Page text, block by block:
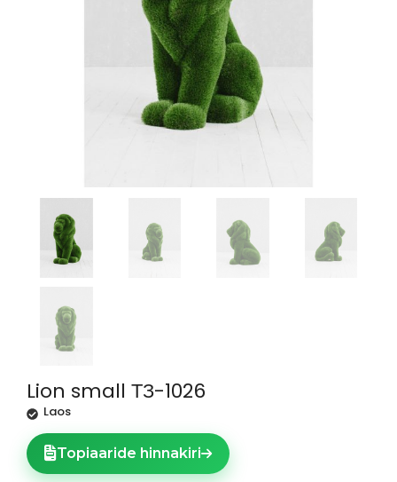
Lion small ТЗ-1026
Laos
Topiaaride hinnakiri